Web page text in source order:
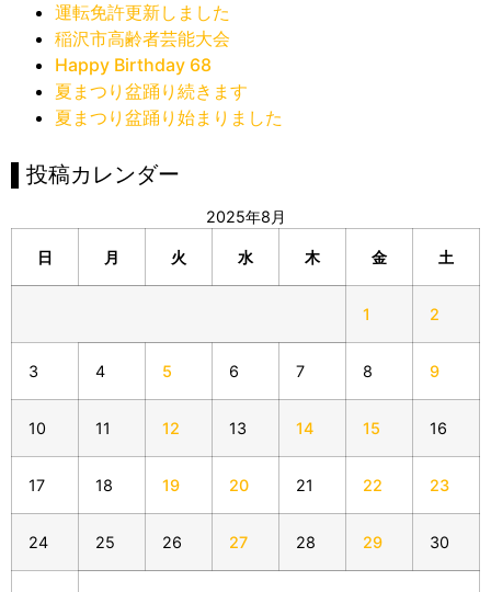
運転免許更新しました
稲沢市高齢者芸能大会
Happy Birthday 68
夏まつり盆踊り続きます
夏まつり盆踊り始まりました
▌投稿カレンダー
2025年8月
日 月 火 水 木 金 土
1 2
3 4 5 6 7 8 9
10 11 12 13 14 15 16
17 18 19 20 21 22 23
24 25 26 27 28 29 30